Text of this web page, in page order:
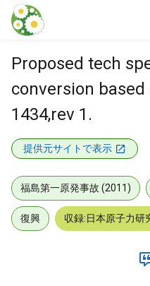
本文に飛ぶ
Proposed tech
conversion based
1434,rev 1.
提供元サイトで表示
福島第一原発事故 (2011)
復興 収録:日本原子力研